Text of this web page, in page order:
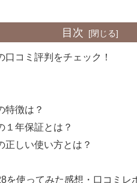
目次
コミ評判をチェック！
特徴は？
１年保証とは？
正しい使い方とは？
を使ってみた感想・口コミレ